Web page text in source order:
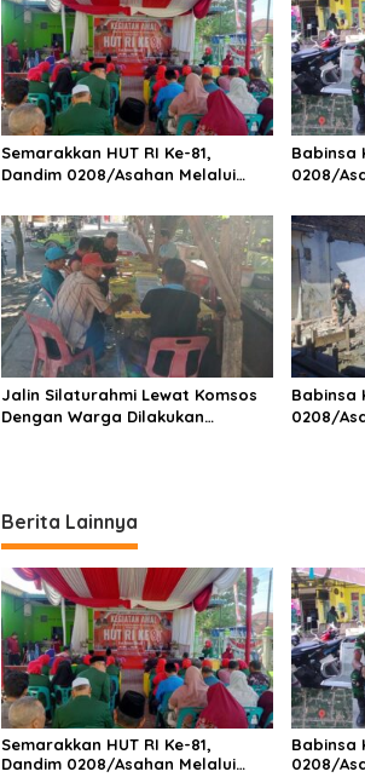
Semarakkan HUT RI Ke-81,
Dandim 0208/Asahan Melalui
di Kantor Kemenag Asahan
Babinsa
0208/
Pegawai
Jalin Silaturahmi Lewat Komsos
Dengan Warga Dilakukan
Babinsa
0208/
Berita Lainnya
Semarakkan HUT RI Ke-81,
Dandim 0208/Asahan Melalui
Babinsa
0208/